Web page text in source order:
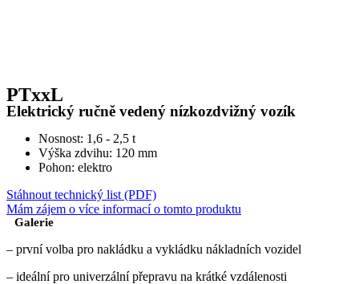
PTxxL
Elektrický ručně vedený nízkozdvižný vozík
Nosnost: 1,6 - 2,5 t
Výška zdvihu: 120 mm
Pohon: elektro
Stáhnout technický list (PDF)
Mám zájem o více informací o tomto produktu
Galerie
– první volba pro nakládku a vykládku nákladních vozidel
– ideální pro univerzální přepravu na krátké vzdálenosti